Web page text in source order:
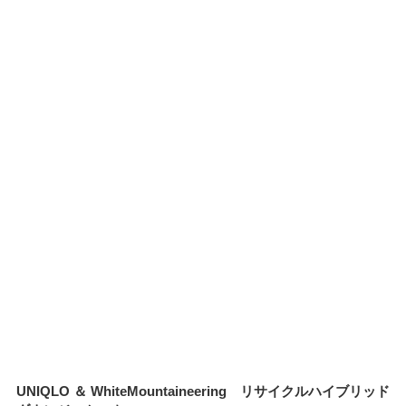
UNIQLO ＆ WhiteMountaineering リサイクルハイブリッド